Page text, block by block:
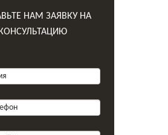
НАМ ЗАЯВКУ НА
КОНСУЛЬТАЦИЮ